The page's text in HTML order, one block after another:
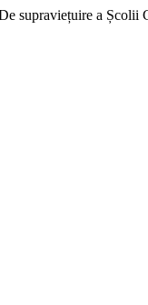
supraviețuire a Școlii